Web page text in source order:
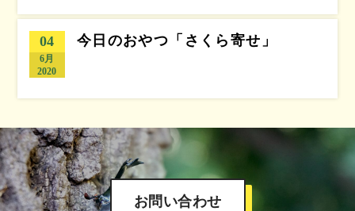
04
6月
2020
今日のおやつ「さくら寄せ」
お問い合わせ